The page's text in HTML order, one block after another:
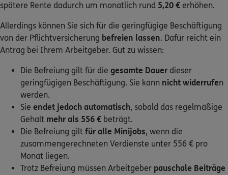
spätere Rente dadurch um monatlich rund 5,20 € erhöhen.
Allerdings können Sie sich für die geringfügige Beschäftigung
von der Pflichtversicherung befreien lassen. Dafür reicht ein
Antrag bei Ihrem Arbeitgeber. Gut zu wissen:
Die Befreiung gilt für die gesamte Dauer dieser
geringfügigen Beschäftigung. Sie kann nicht widerrufen
werden.
Sie endet jedoch automatisch, sobald das regelmäßige
Gehalt mehr als 556 € beträgt.
Die Befreiung gilt für alle Minijobs, wenn die
zusammengerechneten Verdienste unter 556 € pro
Monat liegen.
Trotz Befreiung müssen Arbeitgeber pauschale Beiträge